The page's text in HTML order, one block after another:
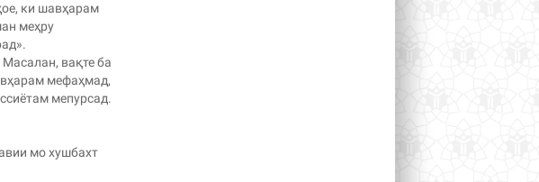
ки шавҳарам
меҳру
вақте ба
мефаҳмад,
мепурсад.
мо хушбахт